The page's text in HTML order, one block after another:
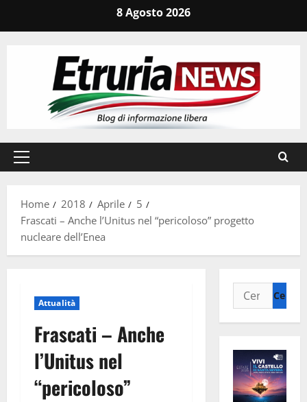
8 Agosto 2026
Menu
Home
2018 Aprile
5
Frascati – Anche l’Unitus nel “pericoloso” progetto
nucleare dell’Enea
Attualità
Frascati – Anche
l’Unitus nel
“pericoloso”
Ricerca
per: